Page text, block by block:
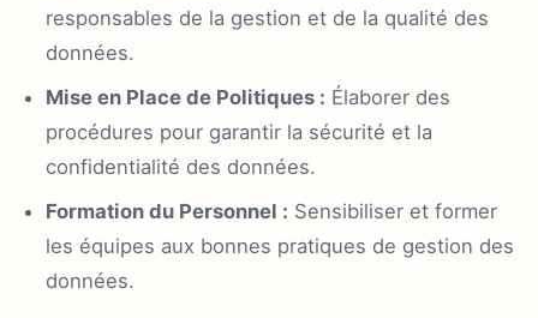
responsables de la gestion et de la qualité des
données.
Mise en Place de Politiques : Élaborer des
procédures pour garantir la sécurité et la
confidentialité des données.
Formation du Personnel : Sensibiliser et former
les équipes aux bonnes pratiques de gestion des
données.